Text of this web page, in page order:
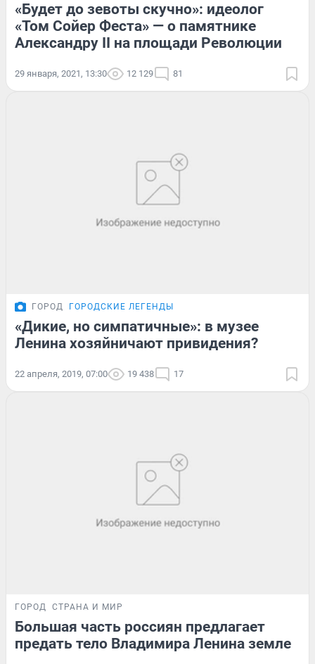
«Будет до зевоты скучно»: идеолог
«Том Сойер Феста» — о памятнике
Александру II на площади Революции
29 января, 2021, 13:30 12 129 81
ГОРОД ГОРОДСКИЕ ЛЕГЕНДЫ
«Дикие, но симпатичные»: в музее
Ленина хозяйничают привидения?
22 апреля, 2019, 07:00 19 438 17
ГОРОД СТРАНА И МИР
Большая часть россиян предлагает
предать тело Владимира Ленина земле